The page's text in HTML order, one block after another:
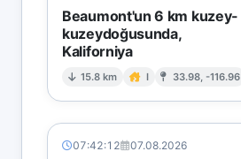
Beaumont'un 6 km kuzey-
kuzeydoğusunda,
Kaliforniya
15.8 km I 33.98, -116.96
07:42:12 07.08.2026